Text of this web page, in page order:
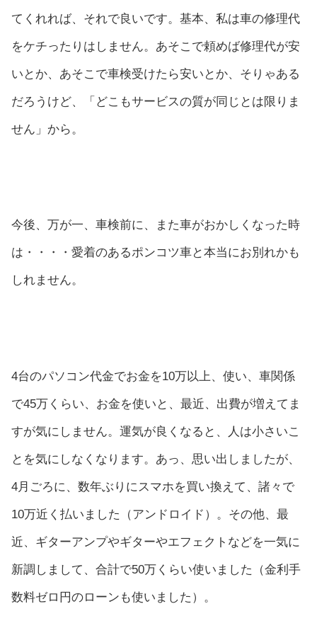
てくれれば、それで良いです。基本、私は車の修理代
をケチったりはしません。あそこで頼めば修理代が安
いとか、あそこで車検受けたら安いとか、そりゃある
だろうけど、「どこもサービスの質が同じとは限りま
せん」から。
今後、万が一、車検前に、また車がおかしくなった時
は・・・・愛着のあるポンコツ車と本当にお別れかも
しれません。
4台のパソコン代金でお金を10万以上、使い、車関係
で45万くらい、お金を使いと、最近、出費が増えてま
すが気にしません。運気が良くなると、人は小さいこ
とを気にしなくなります。あっ、思い出しましたが、
4月ごろに、数年ぶりにスマホを買い換えて、諸々で
10万近く払いました（アンドロイド）。その他、最
近、ギターアンプやギターやエフェクトなどを一気に
新調しまして、合計で50万くらい使いました（金利手
数料ゼロ円のローンも使いました）。